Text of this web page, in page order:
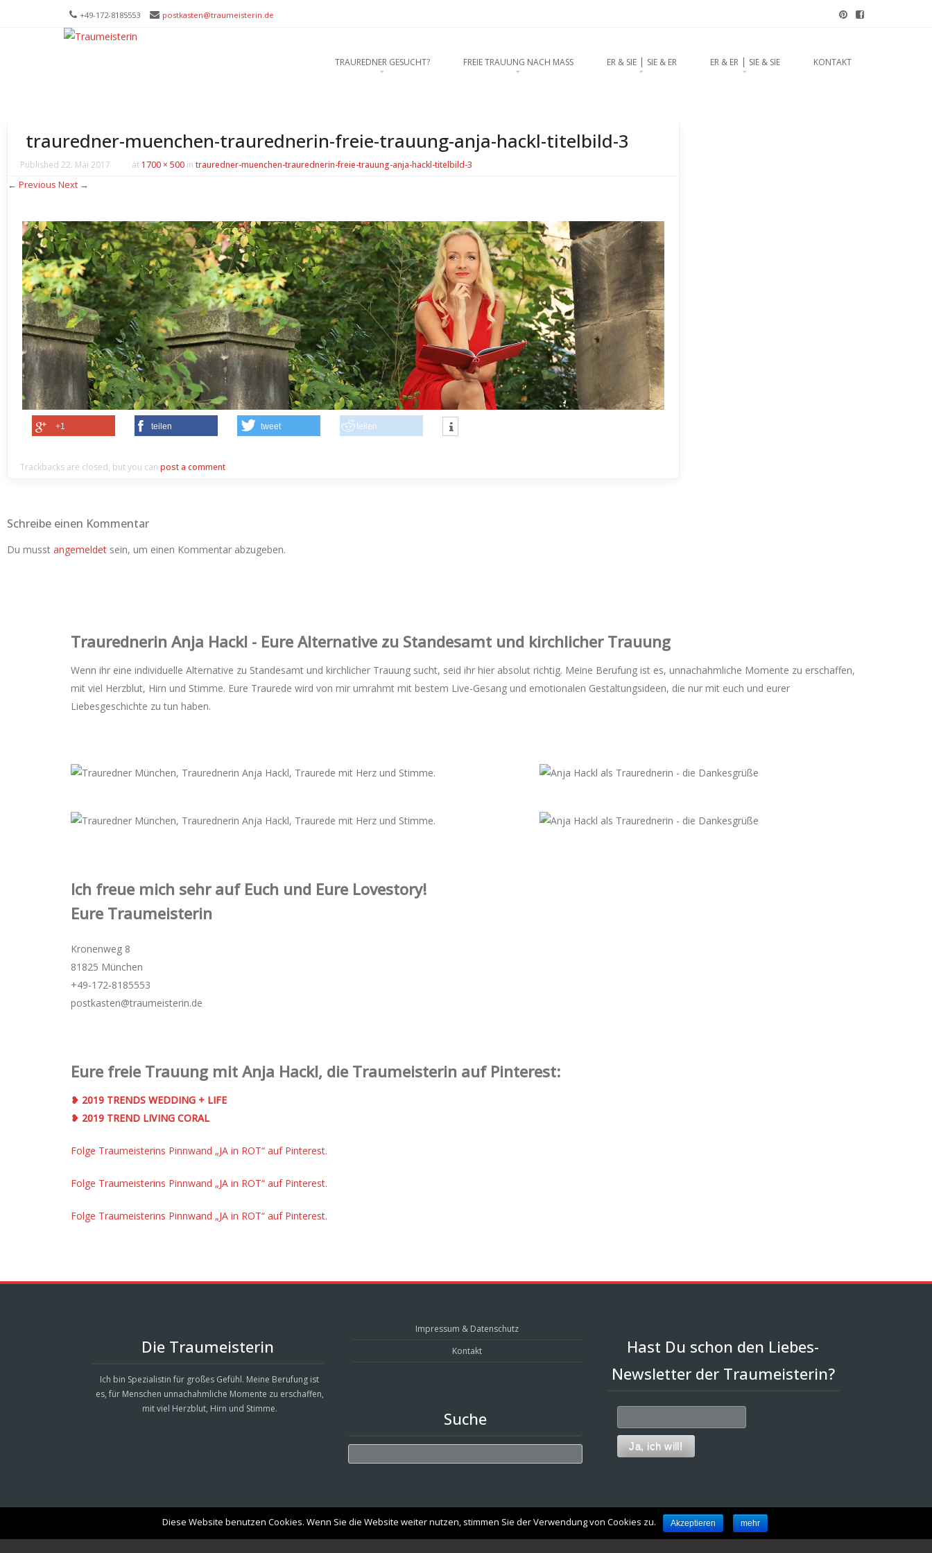
+49-172-­8185553 postkasten@traumeisterin.de
Traurednerein München, Anja Hackl. Hochzeitsrednerin aus
SKIP TO CONTENTTRAUREDNER GESUCHT? FREIE TRAUUNG NACH MASS ER & SIE ⎪ SIE & ER ER & ER ⎪ SIE & SIE KONTAKT
trauredner-muenchen-traurednerin-freie-trauung-anja-hackl-titelbild-3
Published 22. Mai 2017 at1700 × 500 in trauredner-muenchen-traurednerin-freie-trauung-anja-hackl-titelbild-3
← Previous Next →
+1 teilen tweet teilen
Trackbacks are closed, but you can post a comment.
Schreibe einen Kommentar
Du musst angemeldet sein, um einen Kommentar abzugeben.
Trauredner‌in Anja Hackl - Eure Alternative zu Standesamt und kirchlicher Trauung
Wenn ihr eine individuelle Alternative zu Standesamt und kirchlicher Trauung sucht, seid ihr hier absolut richtig. Meine Berufung ist es, unnachahmliche Momente zu erschaffen,
mit viel Herzblut, Hirn und Stimme. Eure Traurede wird von mir umrahmt mit bestem Live-Gesang und emotionalen Gestaltungsideen, die nur mit euch und eurer
Liebesgeschichte zu tun haben.
Ich freue mich sehr auf Euch und Eure Lovestory!
Eure Traumeisterin
Kronenweg 8
81825 München
+49-172-­8185553
postkasten@traumeisterin.de
Eure freie Trauung mit Anja Hackl, die Traumeisterin auf Pinterest:
❥ 2019 TRENDS WEDDING + LIFE
❥ 2019 TREND LIVING CORAL
Folge Traumeisterins Pinnwand „JA in ROT“ auf Pinterest.
Folge Traumeisterins Pinnwand „JA in ROT“ auf Pinterest.
Folge Traumeisterins Pinnwand „JA in ROT“ auf Pinterest.
Die Traumeisterin
Ich bin Spezialistin für großes Gefühl. Meine Berufung ist
es, für Menschen unnachahmliche Momente zu erschaffen,
mit viel Herzblut, Hirn und Stimme.
Impressum & Datenschutz
Kontakt
Suche
Hast Du schon den Liebes-
Newsletter der Traumeisterin?
Brasserie WordPress Restaurant ThemePowered By WordPress
Diese Website benutzen Cookies. Wenn Sie die Website weiter nutzen, stimmen Sie der Verwendung von Cookies zu. Akzeptieren mehr